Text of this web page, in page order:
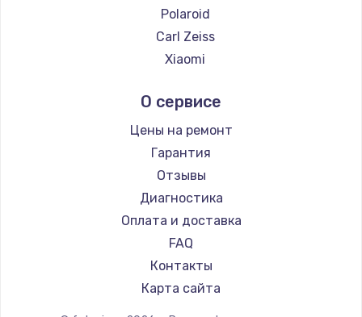
Заказать
Замена электроконфорки
Заказать
Техобслуживание
900 руб.
Заказать
Установка / подключение / демонтаж
1300 руб.
Заказать
Polaroid
Carl Zeiss
Xiaomi
Kodak
Blackmagic
О сервисе
Цены на ремонт
Гарантия
Отзывы
Диагностика
Оплата и доставка
FAQ
Контакты
Карта сайта